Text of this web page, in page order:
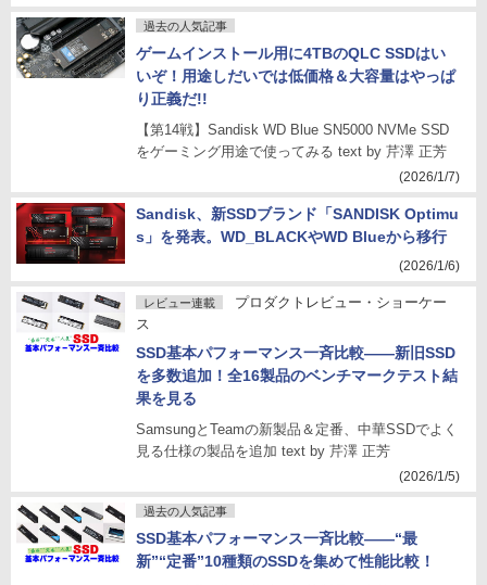
過去の人気記事
ゲームインストール用に4TBのQLC SSDはい
いぞ！用途しだいでは低価格＆大容量はやっぱ
り正義だ!!
【第14戦】Sandisk WD Blue SN5000 NVMe SSD
をゲーミング用途で使ってみる text by 芹澤 正芳
(2026/1/7)
Sandisk、新SSDブランド「SANDISK Optimu
s」を発表。WD_BLACKやWD Blueから移行
(2026/1/6)
レビュー連載
プロダクトレビュー・ショーケー
ス
SSD基本パフォーマンス一斉比較――新旧SSD
を多数追加！全16製品のベンチマークテスト結
果を見る
SamsungとTeamの新製品＆定番、中華SSDでよく
見る仕様の製品を追加 text by 芹澤 正芳
(2026/1/5)
過去の人気記事
SSD基本パフォーマンス一斉比較――“最
新”“定番”10種類のSSDを集めて性能比較！